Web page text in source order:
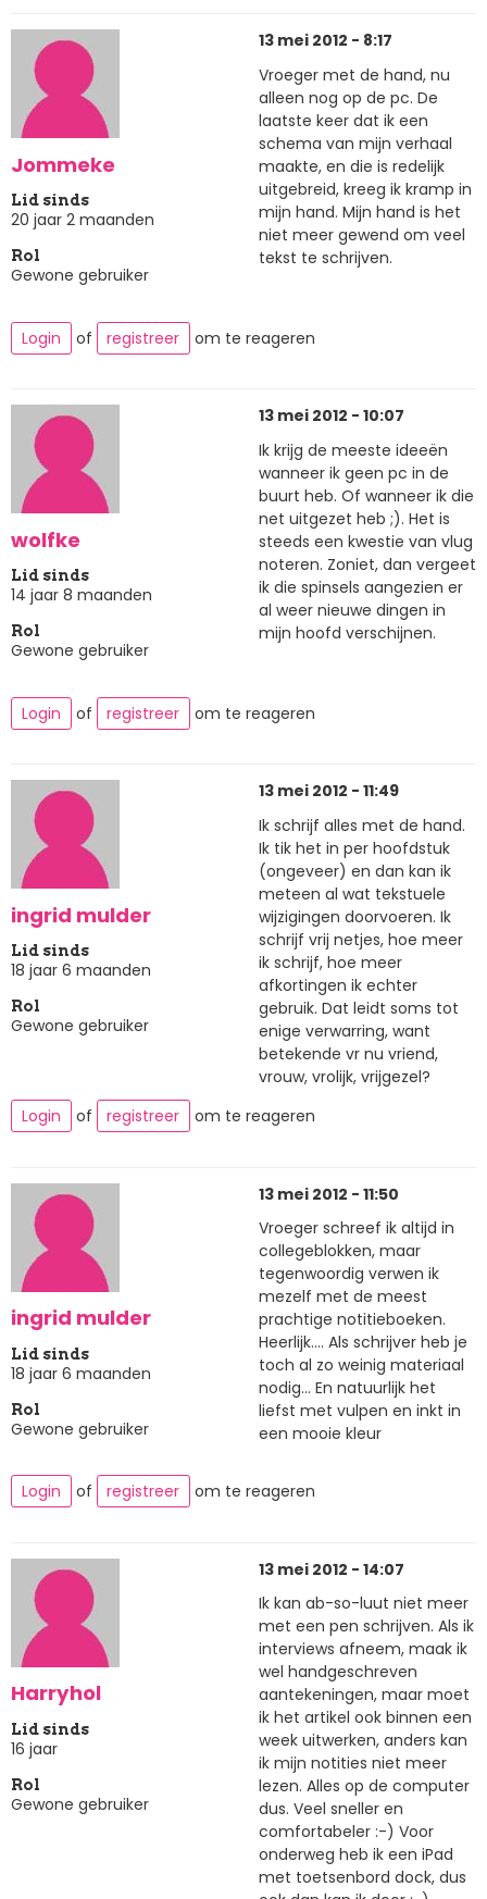
Jommeke
Lid sinds
20 jaar 2 maanden
Rol
Gewone gebruiker
13 mei 2012 - 8:17
Vroeger met de hand, nu
alleen nog op de pc. De
laatste keer dat ik een
schema van mijn verhaal
maakte, en die is redelijk
uitgebreid, kreeg ik kramp in
mijn hand. Mijn hand is het
niet meer gewend om veel
tekst te schrijven.
Login of registreer om te reageren
wolfke
Lid sinds
14 jaar 8 maanden
Rol
Gewone gebruiker
13 mei 2012 - 10:07
Ik krijg de meeste ideeën
wanneer ik geen pc in de
buurt heb. Of wanneer ik die
net uitgezet heb ;). Het is
steeds een kwestie van vlug
noteren. Zoniet, dan vergeet
ik die spinsels aangezien er
al weer nieuwe dingen in
mijn hoofd verschijnen.
Login of registreer om te reageren
ingrid mulder
Lid sinds
18 jaar 6 maanden
Rol
Gewone gebruiker
13 mei 2012 - 11:49
Ik schrijf alles met de hand.
Ik tik het in per hoofdstuk
(ongeveer) en dan kan ik
meteen al wat tekstuele
wijzigingen doorvoeren. Ik
schrijf vrij netjes, hoe meer
ik schrijf, hoe meer
afkortingen ik echter
gebruik. Dat leidt soms tot
enige verwarring, want
betekende vr nu vriend,
vrouw, vrolijk, vrijgezel?
Login
of registreer om te reageren
ingrid mulder
Lid sinds
18 jaar 6 maanden
Rol
Gewone gebruiker
13 mei 2012 - 11:50
Vroeger schreef ik altijd in
collegeblokken, maar
tegenwoordig verwen ik
mezelf met de meest
prachtige notitieboeken.
Heerlijk.... Als schrijver heb je
toch al zo weinig materiaal
nodig... En natuurlijk het
liefst met vulpen en inkt in
een mooie kleur
Login of registreer om te reageren
Harryhol
Lid sinds
16 jaar
Rol
Gewone gebruiker
13 mei 2012 - 14:07
Ik kan ab-so-luut niet meer
met een pen schrijven. Als ik
interviews afneem, maak ik
wel handgeschreven
aantekeningen, maar moet
ik het artikel ook binnen een
week uitwerken, anders kan
ik mijn notities niet meer
lezen. Alles op de computer
dus. Veel sneller en
comfortabeler :-) Voor
onderweg heb ik een iPad
met toetsenbord dock, dus